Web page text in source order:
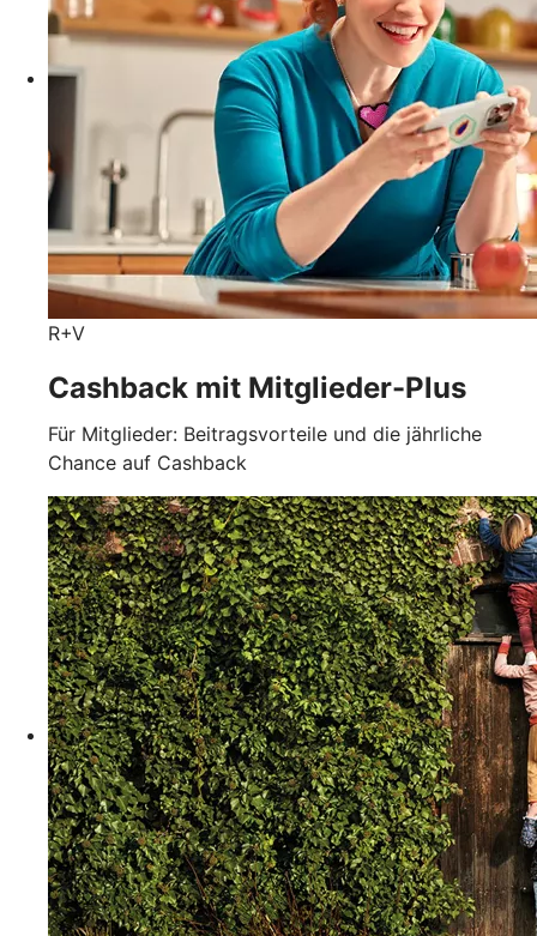
R+V
Cashback mit Mitglieder-Plus
Für Mitglieder: Beitragsvorteile und die jährliche
Chance auf Cashback